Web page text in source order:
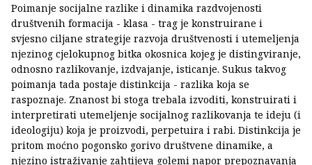
Poimanje socijalne razlike i dinamika razdvojenosti
društvenih formacija - klasa - trag je konstruirane i
svjesno ciljane strategije razvoja društvenosti i utemeljenja
njezinog cjelokupnog bitka okosnica kojeg je distingviranje,
odnosno razlikovanje, izdvajanje, isticanje. Sukus takvog
poimanja tada postaje distinkcija - razlika koja se
raspoznaje. Znanost bi stoga trebala izvoditi, konstruirati i
interpretirati utemeljenje socijalnog razlikovanja te ideju (i
ideologiju) koja je proizvodi, perpetuira i rabi. Distinkcija je
pritom moćno pogonsko gorivo društvene dinamike, a
njezino istraživanje zahtijeva golemi napor prepoznavanja